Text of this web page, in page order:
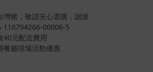
豬，敬請安心選購，謝謝
116794266-00006-5
40元配送費用
廳現場活動優惠